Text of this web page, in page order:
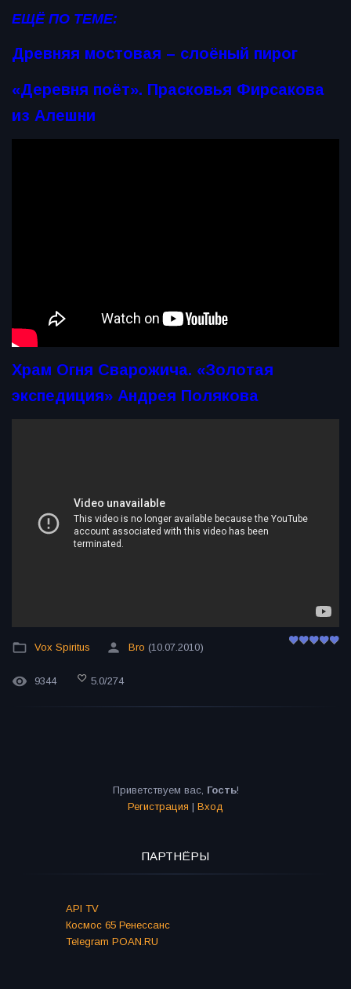
ЕЩЁ ПО ТЕМЕ:
Древняя мостовая – слоёный пирог
«Деревня поёт». Прасковья Фирсакова
из Алешни
Храм Огня Сварожича. «Золотая
экспедиция» Андрея Полякова
Vox Spiritus Bro (10.07.2010)
9344 5.0/274
Приветствуем вас, Гость!
Регистрация | Вход
ПАРТНЁРЫ
API TV
Космос 65 Ренессанс
Telegram POAN.RU